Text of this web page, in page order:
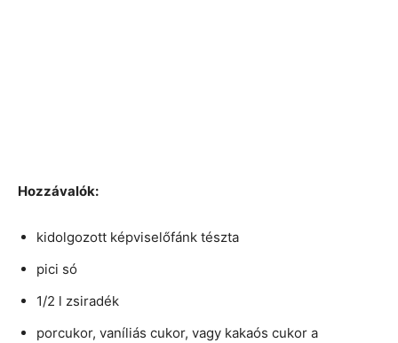
Hozzávalók:
kidolgozott képviselőfánk tészta
pici só
1/2 l zsiradék
porcukor, vaníliás cukor, vagy kakaós cukor a